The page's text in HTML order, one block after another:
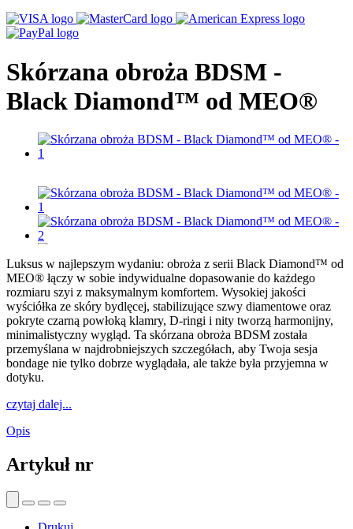
Skórzana obroża BDSM -
Black Diamond™ od MEO®
Luksus w najlepszym wydaniu: obroża z serii Black Diamond™ od
MEO® łączy w sobie indywidualne dopasowanie do każdego
rozmiaru szyi z maksymalnym komfortem. Wysokiej jakości
wyściółka ze skóry bydlęcej, stabilizujące szwy diamentowe oraz
pokryte czarną powłoką klamry, D-ringi i nity tworzą harmonijny,
minimalistyczny wygląd. Ta skórzana obroża BDSM została
przemyślana w najdrobniejszych szczegółach, aby Twoja sesja
bondage nie tylko dobrze wyglądała, ale także była przyjemna w
dotyku.
czytaj dalej...
Opis
Artykuł nr